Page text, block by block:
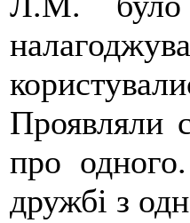
Проявляли
про
дружбі з